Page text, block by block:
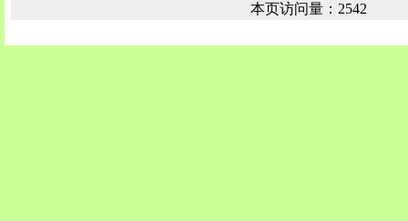
本页访问量：2542